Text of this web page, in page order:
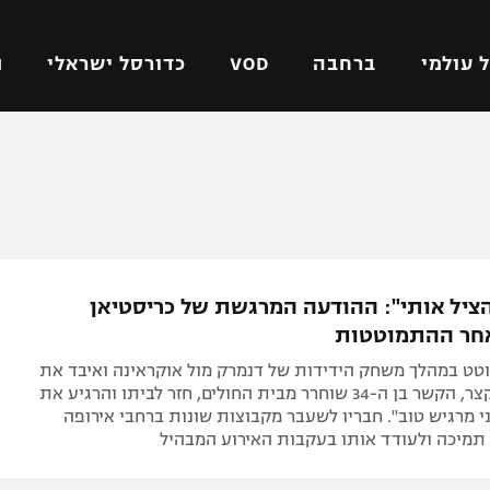
עולמי ברחבה VOD כדורסל ישראלי
ישראל
ליגה איטלקית
ליגה צרפתית
מכבי תל אביב
הפועל ירושלים
דני אבדיה
אותי": ההודעה המרגשת של כריסטיאן
ההתמוטטות
במהלך משחק הידידות של דנמרק מול אוקראינה ואיבד את
הכרתו לזמן קצר, הקשר בן ה-34 שוחרר מבית החולים, חזר לביתו והרגיע את
מרגיש טוב". חבריו לשעבר מקבוצות שונות ברחבי אירופה
תמיכה ולעודד אותו בעקבות האירוע המבהיל